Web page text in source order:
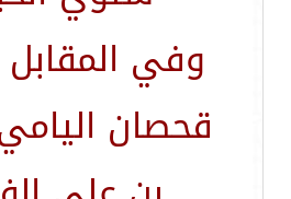
وفي
قحصان